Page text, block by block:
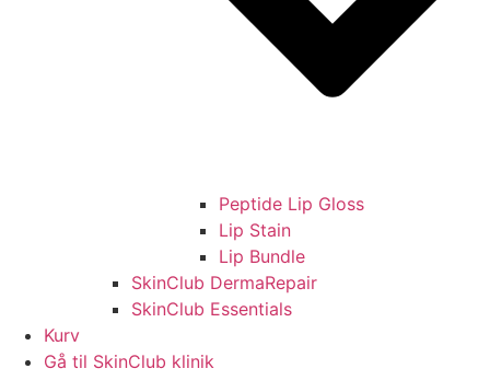
Peptide Lip Gloss
Lip Stain
Lip Bundle
SkinClub DermaRepair
SkinClub Essentials
Kurv
Gå til SkinClub klinik